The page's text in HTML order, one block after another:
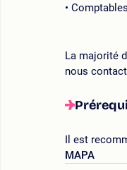
La majorité
nous
Il est
MAPA